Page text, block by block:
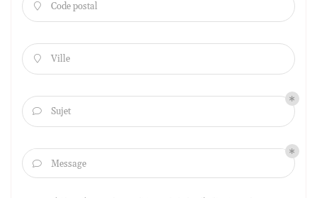
 Code postal
 Ville
 Sujet
 Message